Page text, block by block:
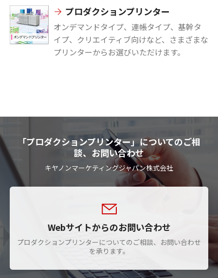
プロダクションプリンター
オンデマンドタイプ、連帳タイプ、基幹タ
イプ、クリエイティブ向けなど、さまざまな
プリンターからお選びいただけます。
「プロダクションプリンター」についてのご相
談、お問い合わせ
キヤノンマーケティングジャパン株式会社
Webサイトからのお問い合わせ
プロダクションプリンターについてのご相談、お問い合わせ
を承ります。